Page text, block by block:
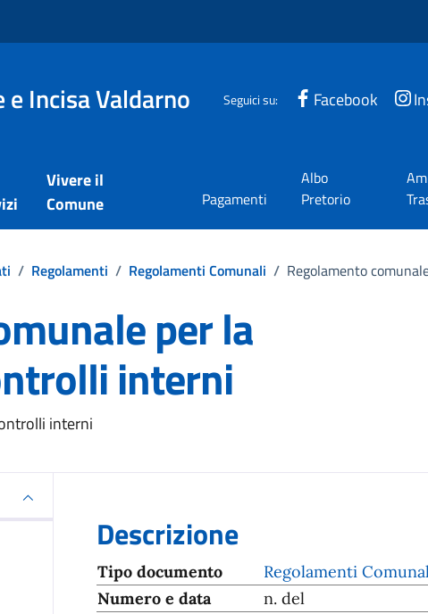
Incisa Valdarno Seguici su: Facebook
Vivere il
Comune
Pagamenti
Albo
Pretorio
/ Regolamenti / Regolamenti Comunali / Regolamento
per la
interni
interni
Descrizione
Tipo documento
Regolamenti
Numero e data
n. del